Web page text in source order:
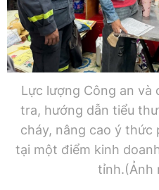
Lực lượng Công an và
tra, hướng dẫn tiểu
cháy, nâng cao ý thức
tại một điểm kinh
tỉnh.(Ảnh